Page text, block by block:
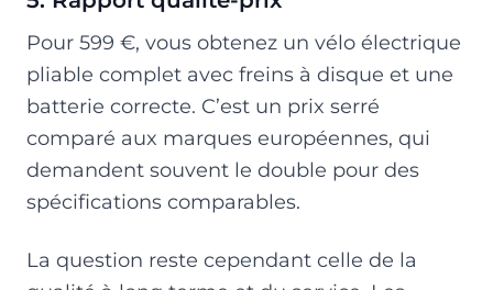
Pour 599 €, vous obtenez un vélo électrique
pliable complet avec freins à disque et une
batterie correcte. C’est un prix serré
comparé aux marques européennes, qui
demandent souvent le double pour des
spécifications comparables.
La question reste cependant celle de la